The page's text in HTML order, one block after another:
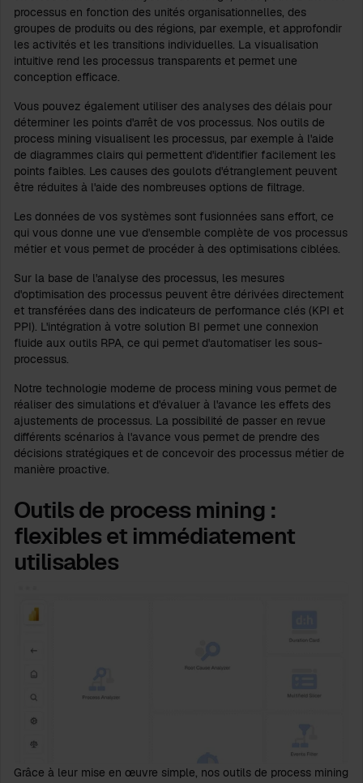
processus en fonction des unités organisationnelles, des
groupes de produits ou des régions, par exemple, et approfondir
les activités et les transitions individuelles. La visualisation
intuitive rend les processus transparents et permet une
conception efficace.
Vous pouvez également utiliser des analyses des délais pour
déterminer les points d'arrêt de vos processus. Nos outils de
process mining visualisent les processus, par exemple à l'aide
de diagrammes clairs qui permettent d'identifier facilement les
points faibles. Les causes des goulots d'étranglement peuvent
être réduites à l'aide des nombreuses options de filtrage.
Les données de vos systèmes sont fusionnées sans effort, ce
qui vous donne une vue d'ensemble complète de vos processus
métier et vous permet de procéder à des optimisations ciblées.
Sur la base de l'analyse des processus, les mesures
d'optimisation des processus peuvent être dérivées directement
et transférées dans des indicateurs de performance clés (KPI et
PPI). L'intégration à votre solution BI permet une connexion
fluide aux outils RPA, ce qui permet d'automatiser les sous-
processus.
Notre technologie moderne de process mining vous permet de
réaliser des simulations et d'évaluer à l'avance les effets des
ajustements de processus. La possibilité de passer en revue
différents scénarios à l'avance vous permet de prendre des
décisions stratégiques et de concevoir des processus métier de
manière proactive.
Outils de process mining :
flexibles et immédiatement
utilisables
Grâce à leur mise en œuvre simple, nos outils de process mining